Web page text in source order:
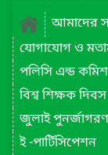
আমাদের
যোগাযোগ ও
পলিসি এন্ড
বিশ্ব শিক্ষক
জুলাই পুনর্জাগরণ
ই -পার্টিসিপেশন